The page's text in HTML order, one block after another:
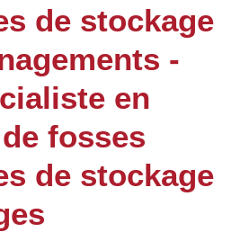
de stockage
-
en
fosses
de stockage